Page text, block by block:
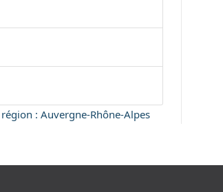
: Auvergne-Rhône-Alpes